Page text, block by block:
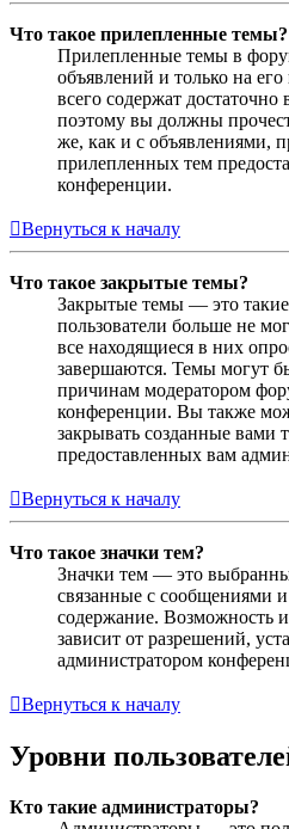
Что такое прилепленные темы?
Прилепленные темы в
объявлений и только на
всего содержат
поэтому вы должны
же, как и с объявлениями,
прилепленных тем
конференции.
Вернуться к началу
Что такое закрытые темы?
Закрытые темы — это
пользователи больше не
все находящиеся в них
завершаются. Темы могут
причинам модератором
конференции. Вы также
закрывать созданные вами
предоставленных вам
Вернуться к началу
Что такое значки тем?
Значки тем — это
связанные с сообщениями
содержание. Возможность
зависит от разрешений,
администратором
Вернуться к началу
Уровни
Кто такие администраторы?